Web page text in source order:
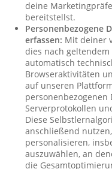
deine
bereitstellst.
Personenbezogene
erfassen: Mit deiner
dies nach
automatisch
Browseraktivitäten
auf unseren
personenbezogenen
Serverprotokollen
Diese
anschließend
personalisieren,
auszuwählen, an
die